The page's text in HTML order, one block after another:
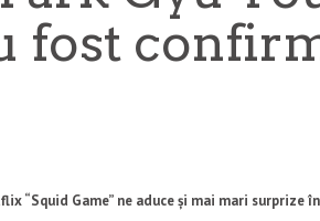
fost
“Squid Game” ne aduce și mai mari surprize